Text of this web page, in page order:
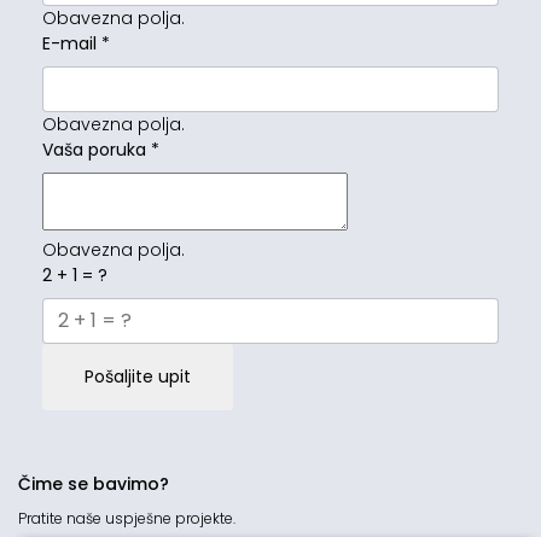
Obavezna polja.
E-mail *
Obavezna polja.
Vaša poruka *
Obavezna polja.
2 + 1 = ?
Pošaljite upit
Čime se bavimo?
Pratite naše uspješne projekte.